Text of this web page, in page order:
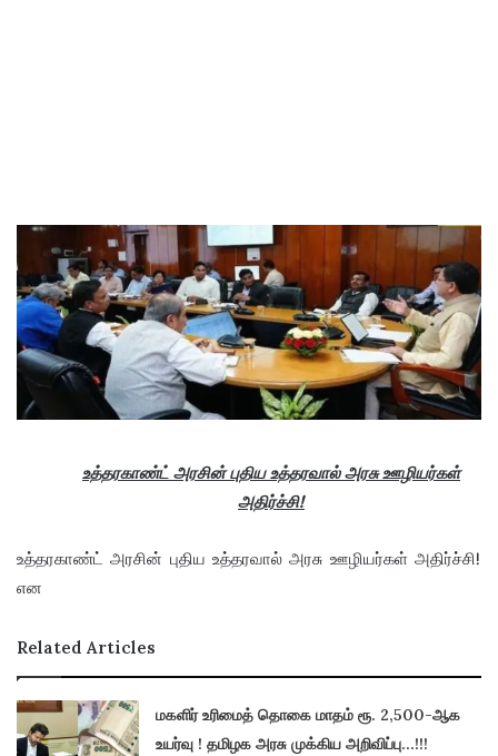
உத்தரகாண்ட் அரசின் புதிய உத்தரவால் அரசு ஊழியர்கள்
அதிர்ச்சி!
உத்தரகாண்ட் அரசின் புதிய உத்தரவால் அரசு ஊழியர்கள் அதிர்ச்சி!
என
Related Articles
மகளிர் உரிமைத் தொகை மாதம் ரூ. 2,500-ஆக
உயர்வு ! தமிழக அரசு முக்கிய அறிவிப்பு…!!!